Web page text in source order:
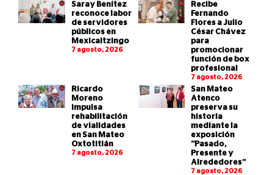
Saray Benítez
reconoce labor
de servidores
públicos en
Mexicaltzingo
7 agosto, 2026
Recibe
Fernando
Flores a Julio
César Chávez
para
promocionar
función de box
profesional
7 agosto, 2026
Ricardo
Moreno
impulsa
rehabilitación
de vialidades
en San Mateo
Oxtotitlán
7 agosto, 2026
San Mateo
Atenco
preserva su
historia
mediante la
exposición
“Pasado,
Presente y
Alrededores”
7 agosto, 2026